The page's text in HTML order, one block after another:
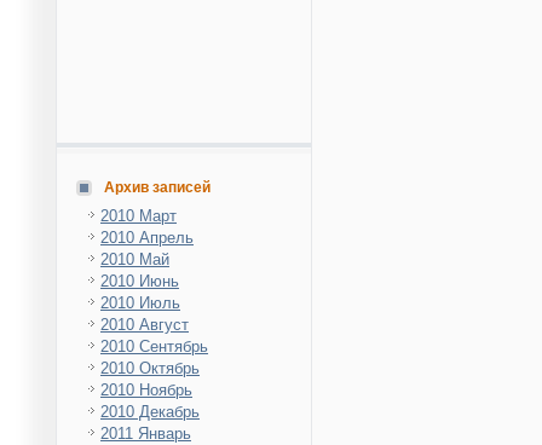
Архив записей
2010 Март
2010 Апрель
2010 Май
2010 Июнь
2010 Июль
2010 Август
2010 Сентябрь
2010 Октябрь
2010 Ноябрь
2010 Декабрь
2011 Январь